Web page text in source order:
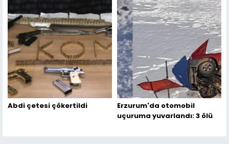
Abdi çetesi çökertildi
Erzurum'da otomobil
uçuruma yuvarlandı: 3 ölü